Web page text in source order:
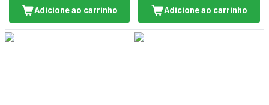
Adicione ao carrinho Adicione ao carrinho